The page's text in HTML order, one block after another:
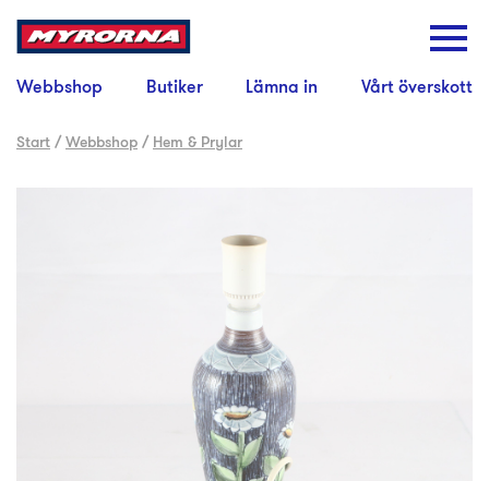
Webbshop Butiker Lämna in Vårt överskott
Start /Webbshop / Hem & Prylar